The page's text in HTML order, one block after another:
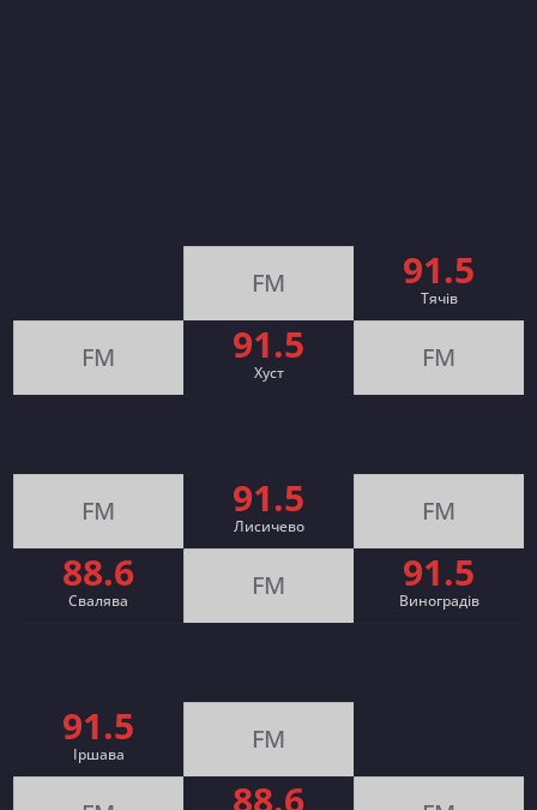
FM 91.5
Тячів
FM 91.5
Хуст FM
FM 91.5
Лисичево FM
88.6
Свалява FM 91.5
Виноградів
91.5
Іршава FM
88.6